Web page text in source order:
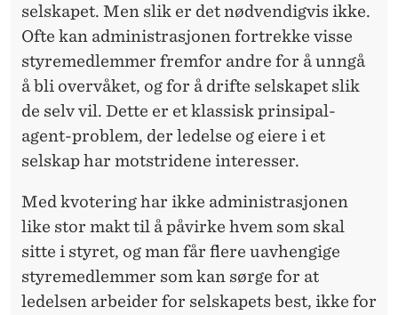
selskapet. Men slik er det nødvendigvis ikke.
Ofte kan administrasjonen fortrekke visse
styremedlemmer fremfor andre for å unngå
å bli overvåket, og for å drifte selskapet slik
de selv vil. Dette er et klassisk prinsipal-
agent-problem, der ledelse og eiere i et
selskap har motstridene interesser.
Med kvotering har ikke administrasjonen
like stor makt til å påvirke hvem som skal
sitte i styret, og man får flere uavhengige
styremedlemmer som kan sørge for at
ledelsen arbeider for selskapets best, ikke for